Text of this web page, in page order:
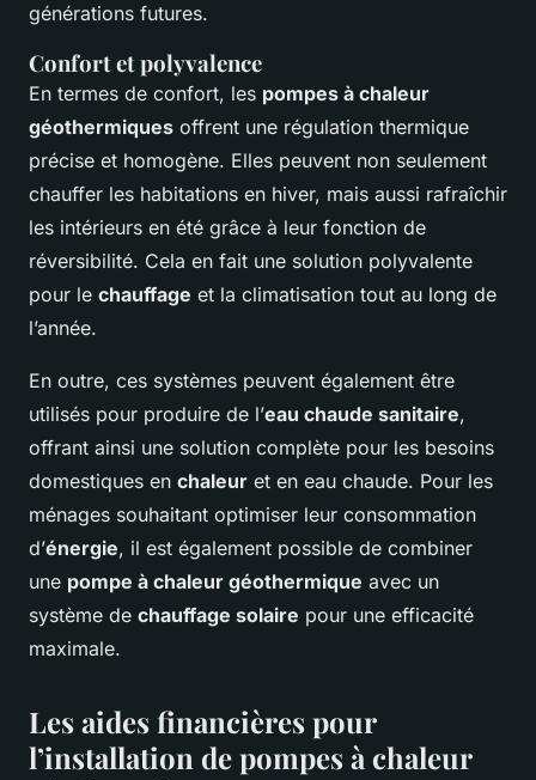
générations futures.
Confort et polyvalence
En termes de confort, les pompes à chaleur
géothermiques offrent une régulation thermique
précise et homogène. Elles peuvent non seulement
chauffer les habitations en hiver, mais aussi rafraîchir
les intérieurs en été grâce à leur fonction de
réversibilité. Cela en fait une solution polyvalente
pour le chauffage et la climatisation tout au long de
l’année.
En outre, ces systèmes peuvent également être
utilisés pour produire de l’eau chaude sanitaire,
offrant ainsi une solution complète pour les besoins
domestiques en chaleur et en eau chaude. Pour les
ménages souhaitant optimiser leur consommation
d’énergie, il est également possible de combiner
une pompe à chaleur géothermique avec un
système de chauffage solaire pour une efficacité
maximale.
Les aides financières pour
l’installation de pompes à chaleur